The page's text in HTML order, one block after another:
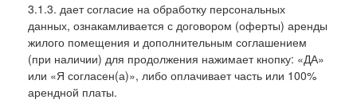
3.1.3. дает согласие на обработку персональных
данных, ознакамливается с договором (оферты) аренды
жилого помещения и дополнительным соглашением
(при наличии) для продолжения нажимает кнопку: «ДА»
или «Я согласен(а)», либо оплачивает часть или 100%
арендной платы.